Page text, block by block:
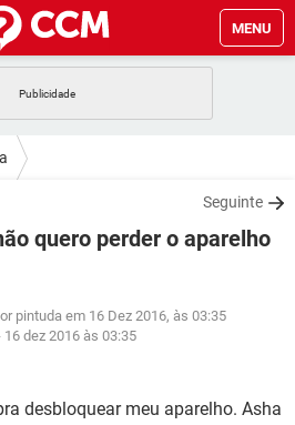
MENU
GMAIL
WHATSAPP
EXCEL
FACEBOOK
GMAIL
Seguinte
quero perder o aparelho
pintuda em 16 Dez 2016, às 03:35
16 dez 2016 às 03:35
desbloquear meu aparelho. Asha